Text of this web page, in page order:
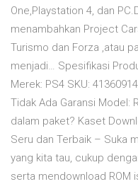
One,Playstation 4, dan
menambahkan Project
Turismo dan Forza ,atau
menjadi… Spesifikasi
Merek: PS4 SKU:
Tidak Ada Garansi Model:
dalam paket? Kaset
Seru dan Terbaik – Suka
yang kita tau, cukup
serta mendownload ROM